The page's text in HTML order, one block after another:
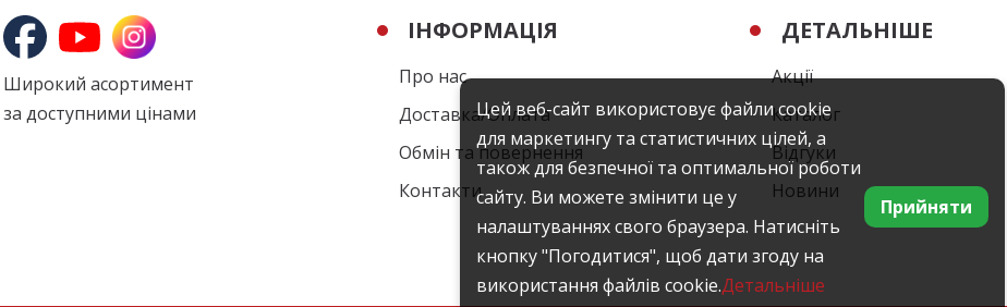
Широкий асортимент
за доступними цінами
ІНФОРМАЦІЯ
Про нас
Доставка/Оплата
Обмін та повернення
Контакти
ДЕТАЛЬНІШЕ
Акції
Каталог
Відгуки
Новини
Цей веб-сайт використовує файли cookie
для маркетингу та статистичних цілей, а
також для безпечної та оптимальної роботи
сайту. Ви можете змінити це у
налаштуваннях свого браузера. Натисніть
кнопку "Погодитися", щоб дати згоду на
використання файлів cookie.Детальніше
Прийняти